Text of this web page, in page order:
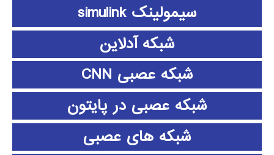
سیمولینک simulink
شبکه آدلاین
شبکه عصبی CNN
شبکه عصبی در پایتون
شبکه های عصبی